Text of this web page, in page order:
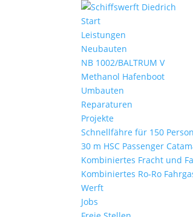
Start
Leistungen
Neubauten
NB 1002/BALTRUM V
Methanol Hafenboot
Umbauten
Reparaturen
Projekte
Schnellfähre für 150
30 m HSC Passenger
Kombiniertes Fracht und
Kombiniertes Ro-Ro
Werft
Jobs